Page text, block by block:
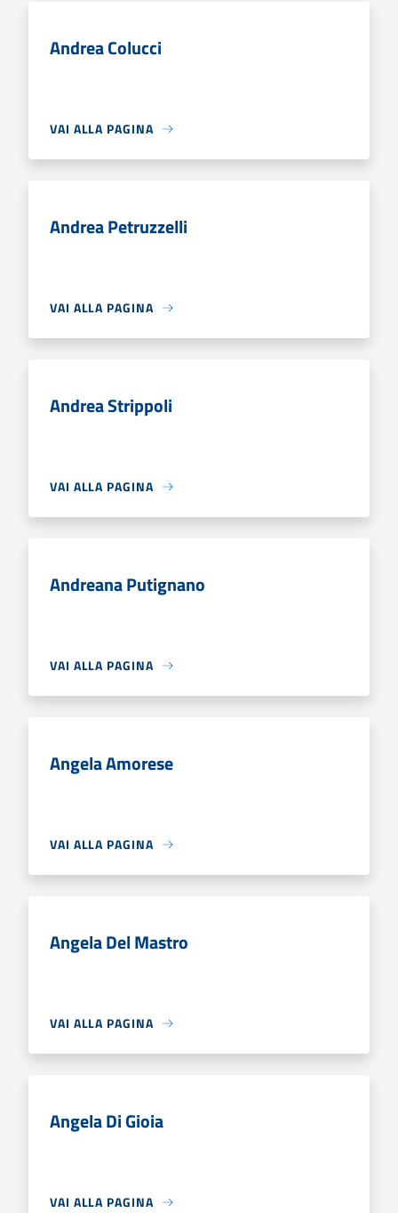
Andrea Colucci
VAI ALLA PAGINA
Andrea Petruzzelli
VAI ALLA PAGINA
Andrea Strippoli
VAI ALLA PAGINA
Andreana Putignano
VAI ALLA PAGINA
Angela Amorese
VAI ALLA PAGINA
Angela Del Mastro
VAI ALLA PAGINA
Angela Di Gioia
VAI ALLA PAGINA